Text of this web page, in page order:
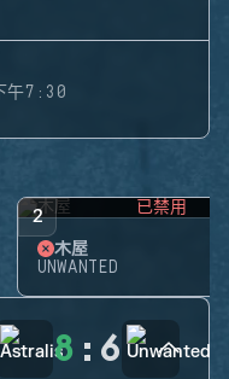
午7:30
2 已禁用
木屋
UNWANTED
8 : 6